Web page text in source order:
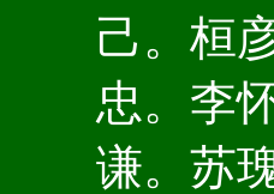
己。桓
忠。李
谦。苏